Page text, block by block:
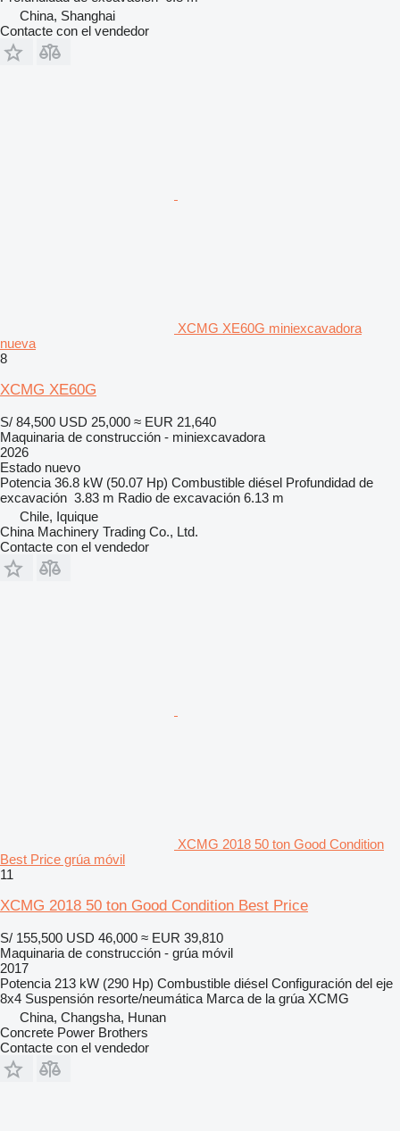
China, Shanghai
Contacte con el vendedor
XCMG XE60G miniexcavadora
nueva
8
XCMG XE60G
S/ 84,500 USD 25,000 ≈ EUR 21,640
Maquinaria de construcción - miniexcavadora
2026
Estado nuevo
Potencia 36.8 kW (50.07 Hp) Combustible diésel Profundidad de
excavación 3.83 m Radio de excavación 6.13 m
Chile, Iquique
China Machinery Trading Co., Ltd.
Contacte con el vendedor
XCMG 2018 50 ton Good Condition
Best Price grúa móvil
11
XCMG 2018 50 ton Good Condition Best Price
S/ 155,500 USD 46,000 ≈ EUR 39,810
Maquinaria de construcción - grúa móvil
2017
Potencia 213 kW (290 Hp) Combustible diésel Configuración del eje
8x4 Suspensión resorte/neumática Marca de la grúa XCMG
China, Changsha, Hunan
Concrete Power Brothers
Contacte con el vendedor